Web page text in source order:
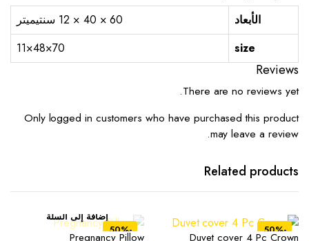
الأبعاد
60 × 40 × 12 سنتيميتر
size
70×48×11
Reviews
There are no reviews yet.
Only logged in customers who have purchased this product
may leave a review.
Related products
-50%
Duvet cover 4 Pc Crown
-50%
إضافة إلى السلة
Pregnancy Pillow